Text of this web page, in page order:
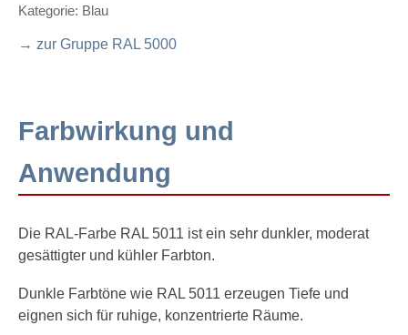
Kategorie: Blau
→ zur Gruppe RAL 5000
Farbwirkung und
Anwendung
Die RAL-Farbe RAL 5011 ist ein sehr dunkler, moderat
gesättigter und kühler Farbton.
Dunkle Farbtöne wie RAL 5011 erzeugen Tiefe und
eignen sich für ruhige, konzentrierte Räume.